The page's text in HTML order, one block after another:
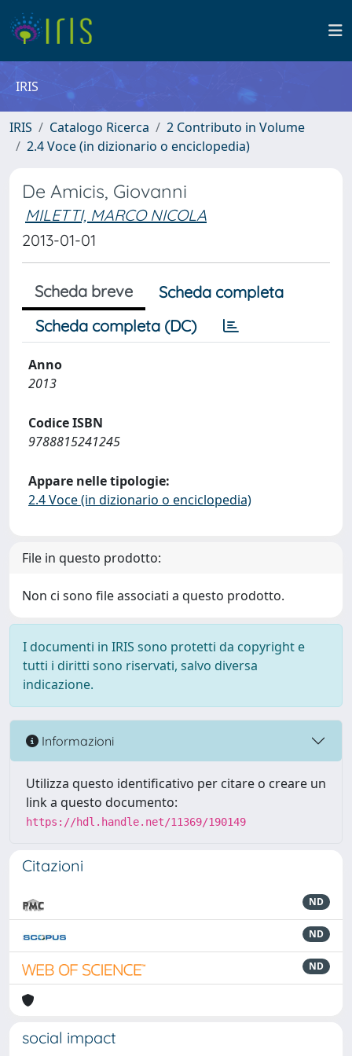
IRIS
IRIS Catalogo Ricerca
2 Contributo in Volume
2.4 Voce (in dizionario o enciclopedia)
De Amicis, Giovanni
MILETTI, MARCO NICOLA
2013-01-01
Scheda breve
Scheda completa
Scheda completa (DC)
Anno
2013
Codice ISBN
9788815241245
Appare nelle tipologie:
2.4 Voce (in dizionario o enciclopedia)
File in questo prodotto:
Non ci sono file associati a questo prodotto.
I documenti in IRIS sono protetti da copyright e
tutti i diritti sono riservati, salvo diversa
indicazione.
Informazioni
Utilizza questo identificativo per citare o creare un
link a questo documento:
https://hdl.handle.net/11369/190149
Citazioni
ND
ND
ND
social impact